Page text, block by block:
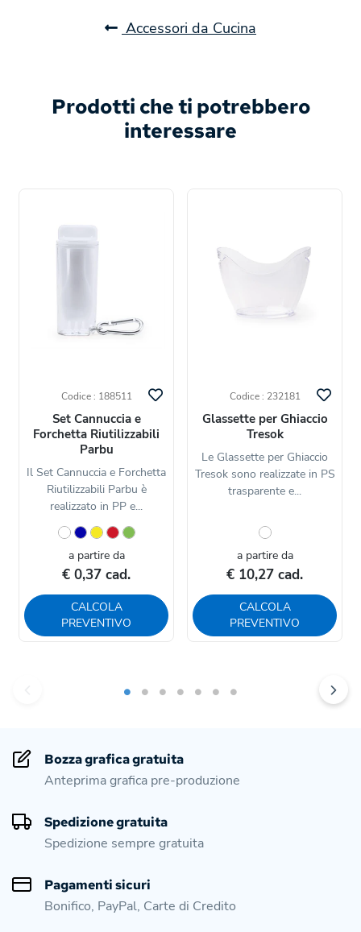
Accessori da Cucina
Prodotti che ti potrebbero
interessare
Codice : 188511
Set Cannuccia e
Forchetta Riutilizzabili
Parbu
Il Set Cannuccia e Forchetta
Riutilizzabili Parbu è
realizzato in PP e...
a partire da
€ 0,37 cad.
CALCOLA
PREVENTIVO
Codice : 232181
Glassette per Ghiaccio
Tresok
Le Glassette per Ghiaccio
Tresok sono realizzate in PS
trasparente e...
a partire da
€ 10,27 cad.
CALCOLA
PREVENTIVO
Bozza grafica gratuita
Anteprima grafica pre-produzione
Spedizione gratuita
Spedizione sempre gratuita
Pagamenti sicuri
Bonifico, PayPal, Carte di Credito